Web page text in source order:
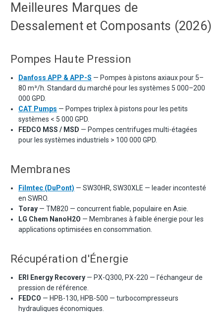
Meilleures Marques de
Dessalement et Composants (2026)
Pompes Haute Pression
Danfoss APP & APP-S — Pompes à pistons axiaux pour 5–
80 m³/h. Standard du marché pour les systèmes 5 000–200
000 GPD.
CAT Pumps — Pompes triplex à pistons pour les petits
systèmes < 5 000 GPD.
FEDCO MSS / MSD — Pompes centrifuges multi-étagées
pour les systèmes industriels > 100 000 GPD.
Membranes
Filmtec (DuPont) — SW30HR, SW30XLE — leader incontesté
en SWRO.
Toray — TM820 — concurrent fiable, populaire en Asie.
LG Chem NanoH2O — Membranes à faible énergie pour les
applications optimisées en consommation.
Récupération d'Énergie
ERI Energy Recovery — PX-Q300, PX-220 — l'échangeur de
pression de référence.
FEDCO — HPB-130, HPB-500 — turbocompresseurs
hydrauliques économiques.